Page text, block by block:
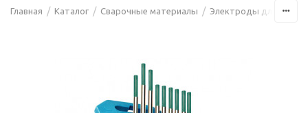
Главная / Каталог / Сварочные материалы / Электроды для сварки